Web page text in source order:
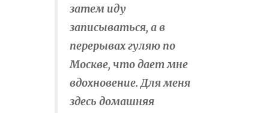
затем иду
записываться, а в
перерывах гуляю по
Москве, что дает мне
вдохновение. Для меня
здесь домашняя